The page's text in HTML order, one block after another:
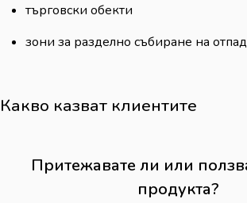
търговски обекти
зони за разделно събиране на
Какво казват клиентите
Притежавате ли или
продукта?